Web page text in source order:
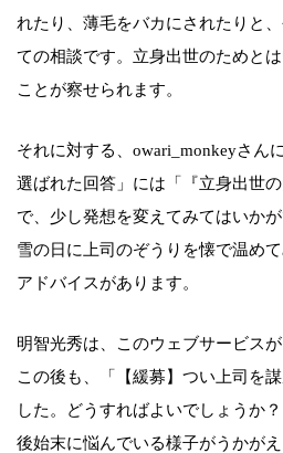
れたり、薄毛をバカにされたりと
ての相談です。立身出世のためと
ことが察せられます。
それに対する、owari_monkeyさん
選ばれた回答」には「『立身出世
で、少し発想を変えてみてはいか
雪の日に上司のぞうりを懐で温め
アドバイスがあります。
明智光秀は、このウェブサービス
この後も、「【緩募】つい上司を
した。どうすればよいでしょうか
後始末に悩んでいる様子がうかが